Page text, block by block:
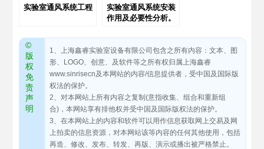
实验室通风系统工程
实验室通风系统安装
作用及必要性分析。
©
版
权
免
责
声
明
1、上海鑫睿实验室设备有限公司包含之所有内容：文本、图
形、LOGO、创意、及软件等之所有权归属上海鑫睿
www.sinrisecn及本网站的内容/信息提供者，受中国及国际版
权法的保护。
2、对本网站上所有内容之复制(意指收集、组合和重新组
合)，本网站享有排他权并受中国及国际版权法的保护。
3、在本网站上的内容和软件可以用作信息获取网上交易及网
上拍卖的信息资源，对本网站该等内容的任何其他使用，包括
再造、修改、发布、转发、再版、演示或播出被严格禁止。